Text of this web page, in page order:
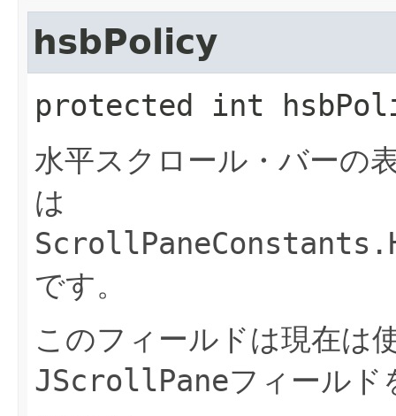
hsbPolicy
protected int
水平スクロール・バーの
は
です。
このフィールドは現在は
JScrollPaneフィールド